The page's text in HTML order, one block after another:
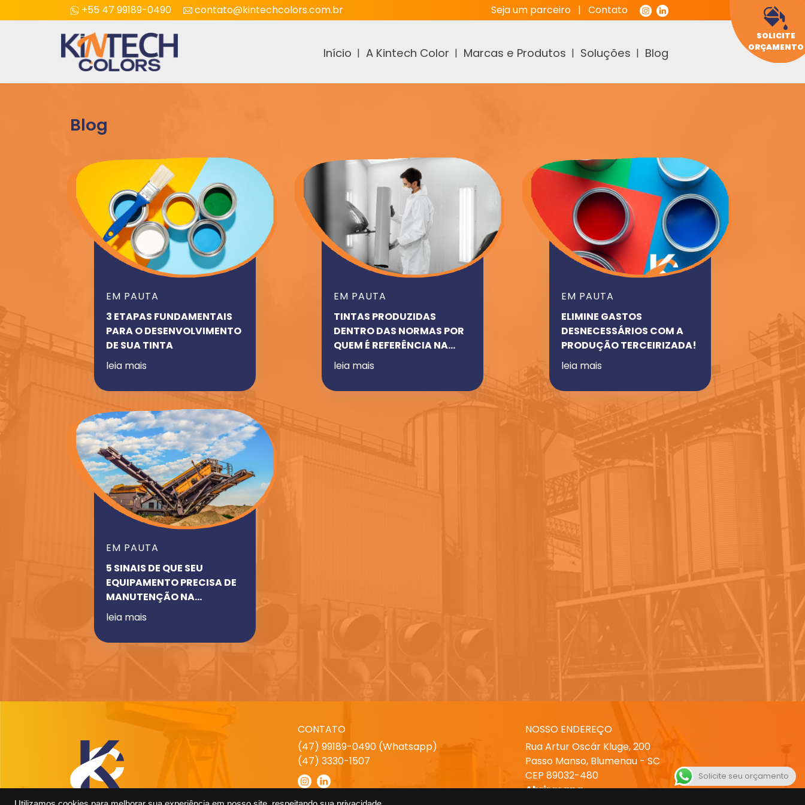
+55 47 99189-0490 contato@kintechcolors.com.br Seja um parceiro | Contato
SOLICITE
ORÇAMENTO
Início A Kintech Color Marcas e Produtos Soluções Blog
Blog
EM PAUTA
3 ETAPAS FUNDAMENTAIS
PARA O DESENVOLVIMENTO
DE SUA TINTA
leia mais
EM PAUTA
TINTAS PRODUZIDAS
DENTRO DAS NORMAS POR
QUEM É REFERÊNCIA NA
ÁREA
leia mais
EM PAUTA
ELIMINE GASTOS
DESNECESSÁRIOS COM A
PRODUÇÃO TERCEIRIZADA!
leia mais
EM PAUTA
5 SINAIS DE QUE SEU
EQUIPAMENTO PRECISA DE
MANUTENÇÃO NA
PINTURA!
leia mais
CONTATO
(47) 99189-0490 (Whatsapp)
(47) 3330-1507
NOSSO ENDEREÇO
Rua Artur Oscár Kluge, 200
Passo Manso, Blumenau - SC
CEP 89032-480
Abrir mapa
Solicite seu orçamento